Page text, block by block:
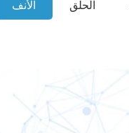
الأنف الحلق